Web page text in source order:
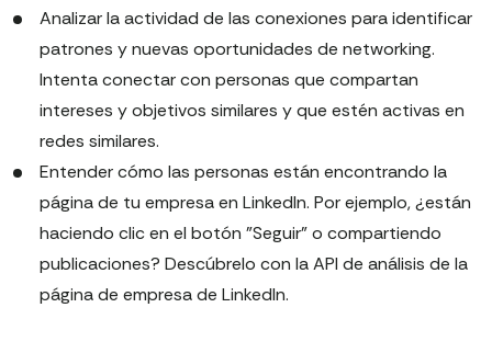
Analizar la actividad de las conexiones para identificar
patrones y nuevas oportunidades de networking.
Intenta conectar con personas que compartan
intereses y objetivos similares y que estén activas en
redes similares.
Entender cómo las personas están encontrando la
página de tu empresa en LinkedIn. Por ejemplo, ¿están
haciendo clic en el botón "Seguir" o compartiendo
publicaciones? Descúbrelo con la API de análisis de la
página de empresa de LinkedIn.